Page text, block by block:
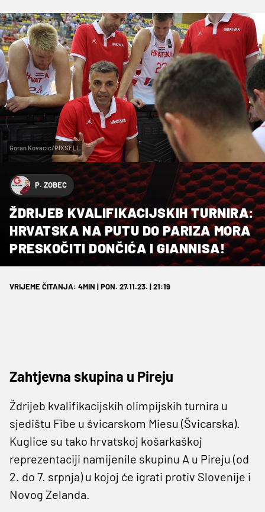
Goran Kovacic/PIXSELL
P. ZOBEC
ŽDRIJEB KVALIFIKACIJSKIH TURNIRA:
HRVATSKA NA PUTU DO PARIZA MORA
PRESKOČITI DONČIĆA I GIANNISA!
VRIJEME ČITANJA: 4MIN | PON. 27.11.23. | 21:19
Zahtjevna skupina u Pireju
Ždrijeb kvalifikacijskih olimpijskih turnira u
sjedištu Fibe u švicarskom Miesu (Švicarska).
Kuglice su tako hrvatskoj košarkaškoj
reprezentaciji namijenile skupinu A u Pireju (od
2. do 7. srpnja) u kojoj će igrati protiv Slovenije i
Novog Zelanda.